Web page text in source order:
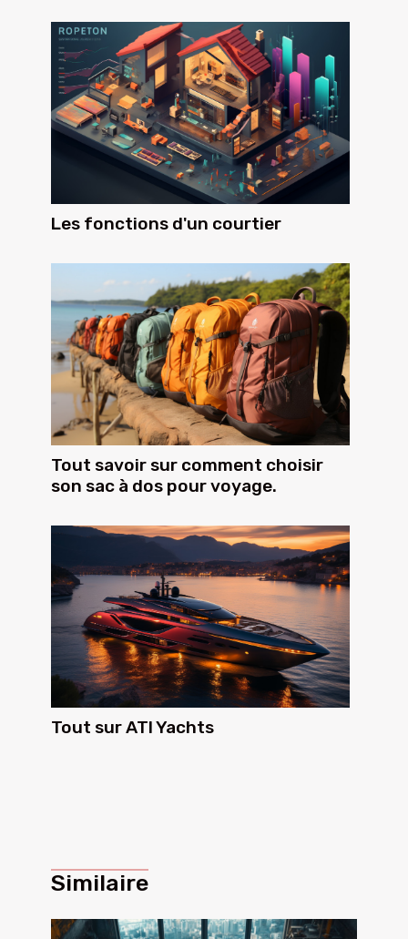
Les fonctions d'un courtier
Tout savoir sur comment choisir
son sac à dos pour voyage.
Tout sur ATI Yachts
Similaire